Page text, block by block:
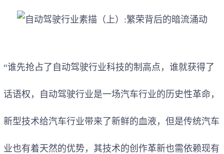
“谁先抢占了自动驾驶行业科技的制高点，谁就获得了
话语权，自动驾驶行业是一场汽车行业的历史性革命，
新型技术给汽车行业带来了新鲜的血液，但是传统汽车
业也有着天然的优势，其技术的创作革新也需依赖现有